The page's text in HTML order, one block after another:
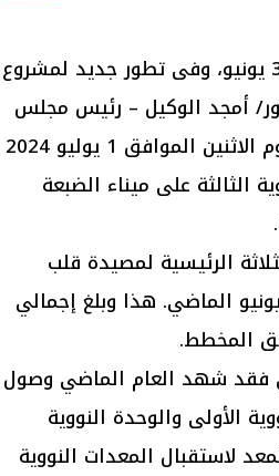
تزامناً مع احتفالات الدولة المصرية بذكرى ثورة 30 يونيو، وفى تطور جديد لمشروع
أمجد الوكيل – رئيس مجلس
إدارة هيئة المحطات النووية لتوليد الكهرباء اليوم الاثنين الموافق 1 يوليو 2024
الثالثة على ميناء الضبعة
الرئيسية لمصيدة قلب
الماضي. هذا وبلغ إجمالي
فقد شهد العام الماضي وصول
الأولى والوحدة النووية
لاستقبال المعدات النووية